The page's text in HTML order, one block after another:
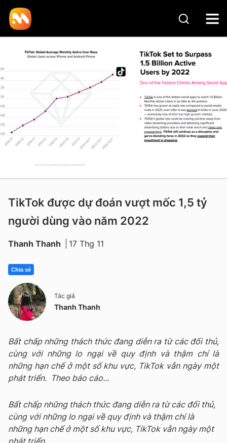
TikTok được dự đoán vượt mốc 1,5 tỷ
người dùng vào năm 2022
Thanh Thanh 17 Thg 11
Chia sẻ
Tác giả
Thanh Thanh
Bất chấp những thách thức đang diễn ra từ các đối thủ,
cùng với những lo ngại về quy định và thậm chí là
những hạn chế ở một số khu vực, TikTok vẫn ngày một
phát triển. Theo báo cáo...
Bất chấp những thách thức đang diễn ra từ các đối thủ,
cùng với những lo ngại về quy định và thậm chí là
những hạn chế ở một số khu vực, TikTok vẫn ngày một